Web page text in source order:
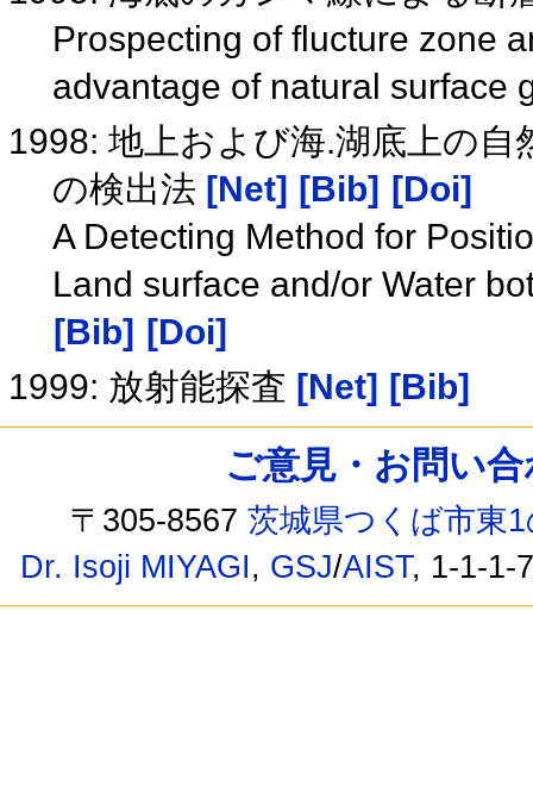
Prospecting of flucture zone
advantage of natural surface
1998: 地上および海.湖底上の
の検出法 [Net] [Bib] [Doi]
A Detecting Method for
Land surface and/or Water
[Bib] [Doi]
1999: 放射能探査 [Net] [Bib]
ご意見・お問い
〒305-8567茨城県つくば市東
Dr. Isoji MIYAGI, GSJ/AIST, 1-1-1-